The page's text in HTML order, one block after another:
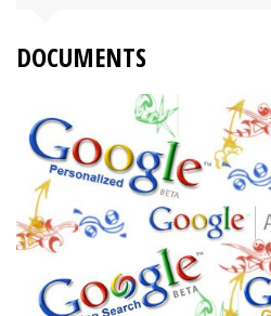
DOCUMENTS